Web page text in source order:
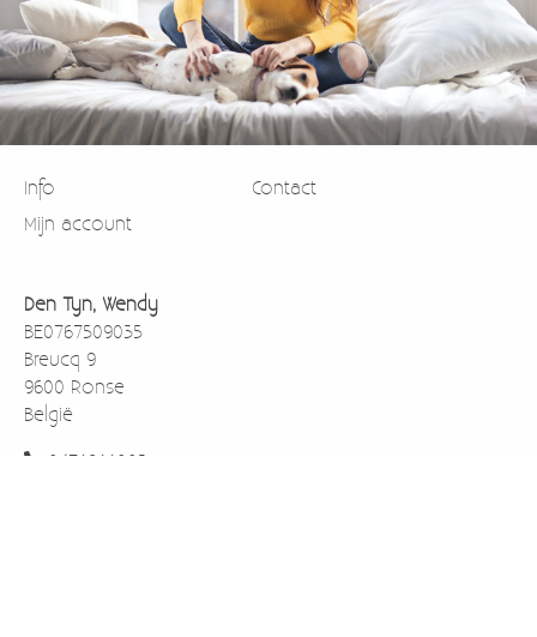
Info
Contact
Mijn account
Den Tyn, Wendy
BE0767509035
Breucq 9
9600 Ronse
België
0471911003